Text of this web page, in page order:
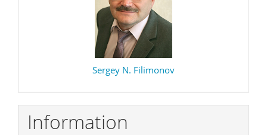
Sergey N. Filimonov
Information